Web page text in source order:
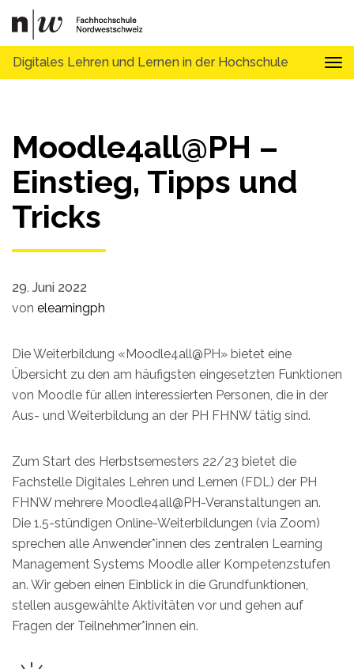
Digitales Lehren und Lernen in der Hochschule
Moodle4all@PH –
Einstieg, Tipps und
Tricks
29. Juni 2022
von elearningph
Die Weiterbildung «Moodle4all@PH» bietet eine
Übersicht zu den am häufigsten eingesetzten Funktionen
von Moodle für allen interessierten Personen, die in der
Aus- und Weiterbildung an der PH FHNW tätig sind.
Zum Start des Herbstsemesters 22/23 bietet die
Fachstelle Digitales Lehren und Lernen (FDL) der PH
FHNW mehrere Moodle4all@PH-Veranstaltungen an.
Die 1.5-stündigen Online-Weiterbildungen (via Zoom)
sprechen alle Anwender*innen des zentralen Learning
Management Systems Moodle aller Kompetenzstufen
an. Wir geben einen Einblick in die Grundfunktionen,
stellen ausgewählte Aktivitäten vor und gehen auf
Fragen der Teilnehmer*innen ein.